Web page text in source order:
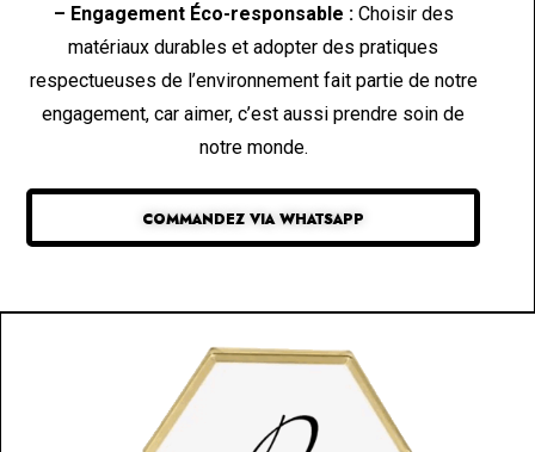
– Engagement Éco-responsable :Choisir des
matériaux durables et adopter des pratiques
respectueuses de l’environnement fait partie de notre
engagement, car aimer, c’est aussi prendre soin de
notre monde.
COMMANDEZ VIA WHATSAPP